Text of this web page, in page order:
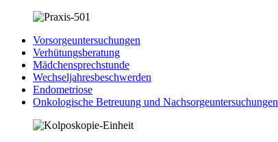
Vorsorgeuntersuchungen
Verhütungsberatung
Mädchensprechstunde
Wechseljahresbeschwerden
Endometriose
Onkologische Betreuung und Nachsorgeuntersuchungen